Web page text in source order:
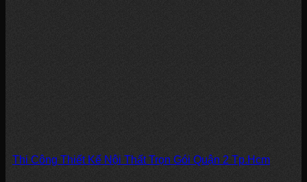
Thi Công Thiết Kế Nội Thất Trọn Gói Quận 2 Tp.Hcm